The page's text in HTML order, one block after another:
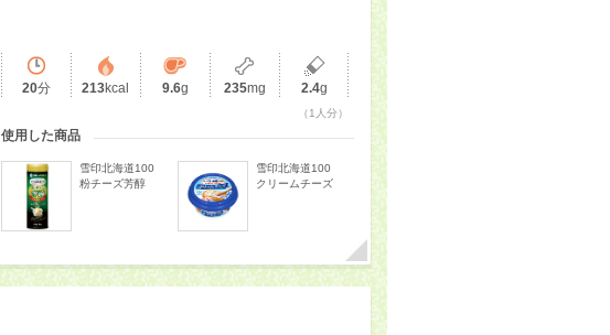
20分 213kcal 9.6g 235mg 2.4g
（1人分）
使用した商品
雪印北海道100
粉チーズ芳醇
雪印北海道100
クリームチーズ